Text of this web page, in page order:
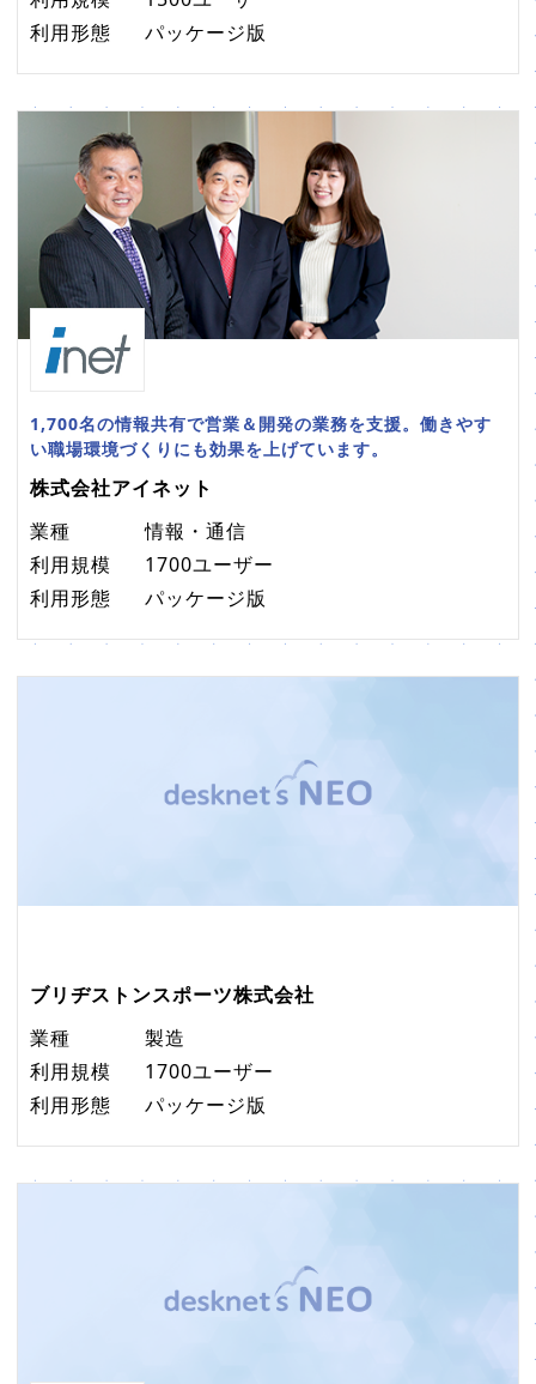
利用形態
パッケージ版
1,700名の情報共有で営業＆開発の業務を支援。働きやす
い職場環境づくりにも効果を上げています。
株式会社アイネット
業種
情報・通信
利用規模
1700ユーザー
利用形態
パッケージ版
ブリヂストンスポーツ株式会社
業種
製造
利用規模
1700ユーザー
利用形態
パッケージ版